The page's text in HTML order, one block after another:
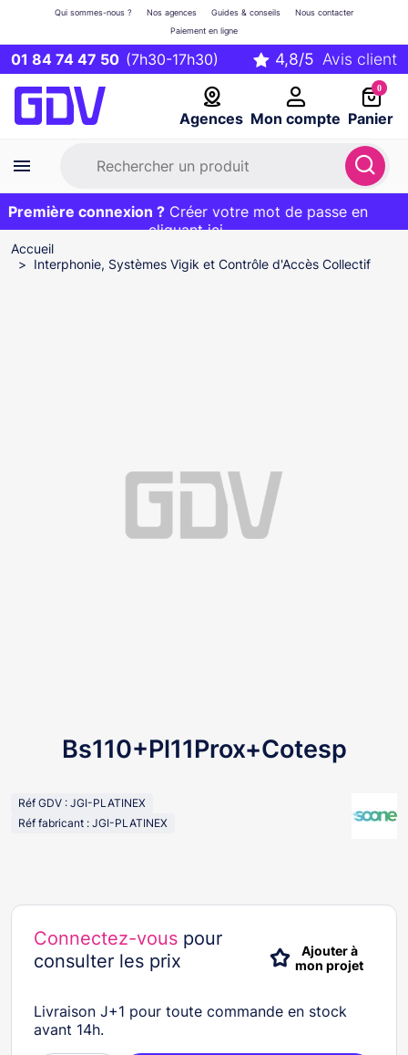
01 84 74 47 50 (7h30-17h30)
Agences Mon compte
Qui sommes-nous ? Nos agences Guides & conseils
Nous contacter
Paiement en ligne
0
Panier
Première commande ?20€ OFFERT sur votre panier
et livraison 24/48h gratuite avec le codeBIENVENUE
connexion ? Créer votre mot de passe en
cliquant ici
EXCLU WEB :
Accueil
Interphonie, Systèmes Vigik et Contrôle d'Accès Collectif
Bs110+Pl11Prox+Cotesp
Réf GDV : JGI-PLATINEX
Réf fabricant : JGI-PLATINEX
Connectez-vous pour
consulter les prix
Ajouter à
mon projet
Livraison J+1 pour toute commande en stock
avant 14h.